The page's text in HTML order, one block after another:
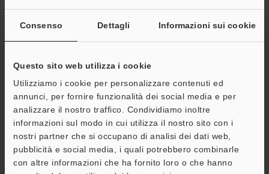
Consenso Dettagli Informazioni sui cookie
Questo sito web utilizza i cookie
Utilizziamo i cookie per personalizzare contenuti ed
annunci, per fornire funzionalità dei social media e per
analizzare il nostro traffico. Condividiamo inoltre
informazioni sul modo in cui utilizza il nostro sito con i
nostri partner che si occupano di analisi dei dati web,
pubblicità e social media, i quali potrebbero combinarle
con altre informazioni che ha fornito loro o che hanno
PDF: 3.9MB /Italiano
Download